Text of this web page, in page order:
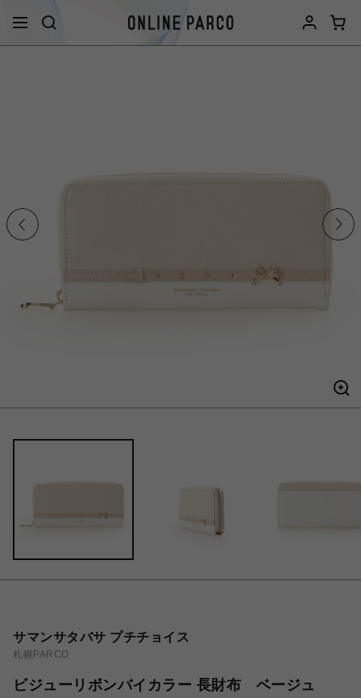
サマンサタバサ プチチョイス
札幌PARCO
ビジューリボンバイカラー 長財布 ベージュ